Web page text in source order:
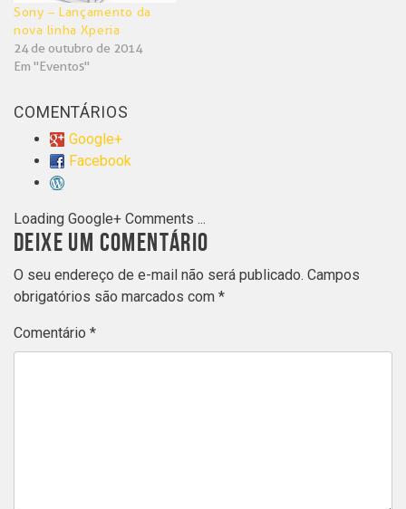
Sony – Lançamento da
nova linha Xperia
24 de outubro de 2014
Em "Eventos"
COMENTÁRIOS
Google+
Facebook
Loading Google+ Comments ...
DEIXE UM COMENTÁRIO
O seu endereço de e-mail não será publicado. Campos
obrigatórios são marcados com *
Comentário *